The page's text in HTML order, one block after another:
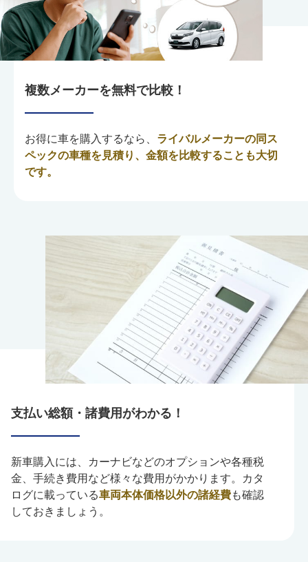
複数メーカーを無料で比較！
お得に車を購入するなら、 ライバルメーカーの同ス
ペックの車種を見積り、金額を比較することも大切
です。
支払い総額・諸費用がわかる！
新車購入には、カーナビなどのオプションや各種税
金、手続き費用など様々な費用がかかります。カタ
ログに載っている車両本体価格以外の諸経費も確認
しておきましょう。